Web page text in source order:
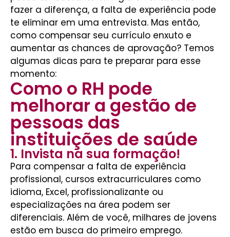
fazer a diferença, a falta de experiência pode
te eliminar em uma entrevista. Mas então,
como compensar seu currículo enxuto e
aumentar as chances de aprovação? Temos
algumas dicas para te preparar para esse
momento:
Como o RH pode
melhorar a gestão de
pessoas das
instituições de saúde
1. Invista na sua formação!
Para compensar a falta de experiência
profissional, cursos extracurriculares como
idioma, Excel, profissionalizante ou
especializações na área podem ser
diferenciais. Além de você, milhares de jovens
estão em busca do primeiro emprego.